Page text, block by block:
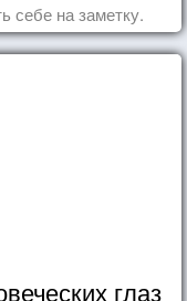
себе на заметку.
глаз